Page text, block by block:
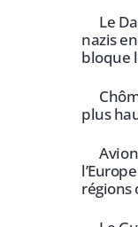
Le
nazis
bloque
plus
régions